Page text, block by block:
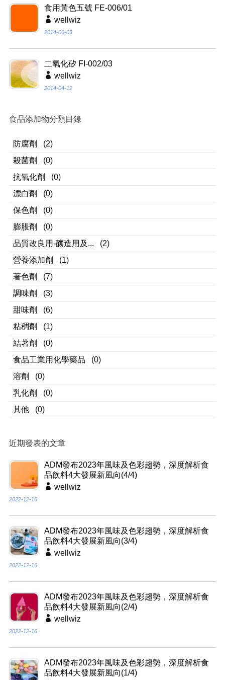
食用黃色五號 FE-006/01
wellwiz
2014-06-03
二氧化矽 FI-002/03
wellwiz
2014-04-12
食品添加物分類目錄
防腐劑
(2)
殺菌劑
(0)
抗氧化劑
(0)
漂白劑
(0)
保色劑
(0)
膨脹劑
(0)
品質改良用-釀造用及...
(2)
營養添加劑
(1)
著色劑
(7)
調味劑
(3)
甜味劑
(6)
粘稠劑
(1)
結著劑
(0)
食品工業用化學藥品
(0)
溶劑
(0)
乳化劑
(0)
其他
(0)
近期發表的文章
ADM發布2023年風味及色彩趨勢，深度解析食
品飲料4大發展新風向(4/4)
wellwiz
2022-12-16
ADM發布2023年風味及色彩趨勢，深度解析食
品飲料4大發展新風向(3/4)
wellwiz
2022-12-16
ADM發布2023年風味及色彩趨勢，深度解析食
品飲料4大發展新風向(2/4)
wellwiz
2022-12-16
ADM發布2023年風味及色彩趨勢，深度解析食
品飲料4大發展新風向(1/4)